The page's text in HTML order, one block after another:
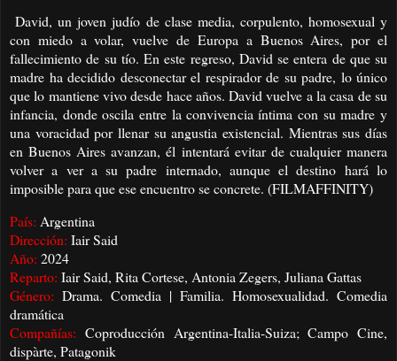
David, un joven judío de clase media, corpulento, homosexual y
con miedo a volar, vuelve de Europa a Buenos Aires, por el
fallecimiento de su tío. En este regreso, David se entera de que su
madre ha decidido desconectar el respirador de su padre, lo único
que lo mantiene vivo desde hace años. David vuelve a la casa de su
infancia, donde oscila entre la convivencia íntima con su madre y
una voracidad por llenar su angustia existencial. Mientras sus días
en Buenos Aires avanzan, él intentará evitar de cualquier manera
volver a ver a su padre internado, aunque el destino hará lo
imposible para que ese encuentro se concrete.​ (FILMAFFINITY)
País: Argentina
Dirección: Iair Said
Año: 2024
Reparto: Iair Said, Rita Cortese, Antonia Zegers, Juliana Gattas
Género: Drama. Comedia | Familia. Homosexualidad. Comedia
dramática
Compañías: Coproducción Argentina-Italia-Suiza; Campo Cine,
dispàrte, Patagonik